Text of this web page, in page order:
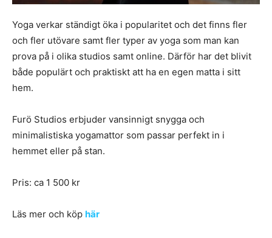
Yoga verkar ständigt öka i popularitet och det finns fler
och fler utövare samt fler typer av yoga som man kan
prova på i olika studios samt online. Därför har det blivit
både populärt och praktiskt att ha en egen matta i sitt
hem.
Furö Studios erbjuder vansinnigt snygga och
minimalistiska yogamattor som passar perfekt in i
hemmet eller på stan.
Pris: ca 1 500 kr
Läs mer och köp här